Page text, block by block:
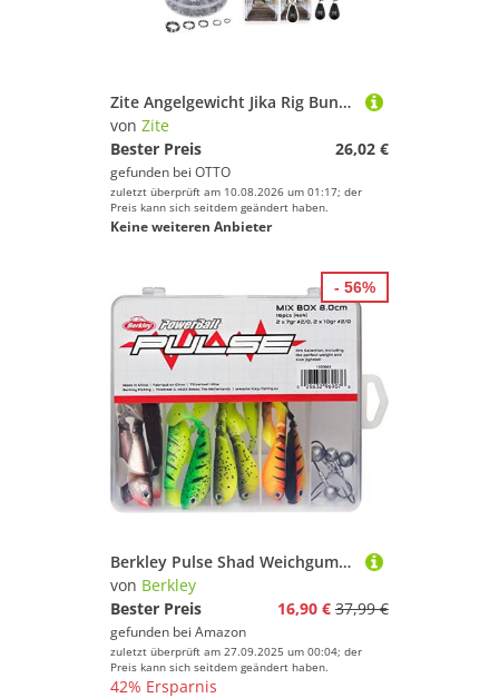
Zite Angelgewicht Jika Rig Bundle mit Angelhaken, Tungsten Gewichten & mehr Zubehör
von Zite
Bester Preis
26,02 €
gefunden bei OTTO
zuletzt überprüft am 10.08.2026 um 01:17; der
Preis kann sich seitdem geändert haben.
Keine weiteren Anbieter
Berkley Pulse Shad Weichgummi Angelköder und Jigkopf Hakenset – Set aus Paddle Tail Soft Baits mit gewichtsangepassten Angelhaken für Hecht, Barsch, Zander
von Berkley
Bester Preis
16,90 € 37,99 €
gefunden bei Amazon
zuletzt überprüft am 27.09.2025 um 00:04; der
Preis kann sich seitdem geändert haben.
42% Ersparnis
- 56%